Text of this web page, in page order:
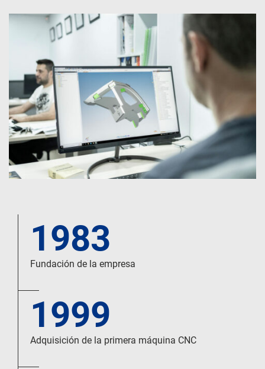
1983
Fundación de la empresa
1999
Adquisición de la primera máquina CNC